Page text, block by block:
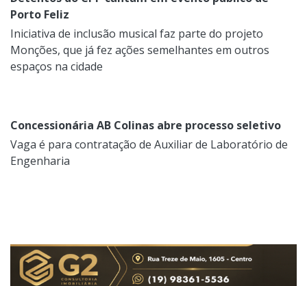
Porto Feliz
Iniciativa de inclusão musical faz parte do projeto
Monções, que já fez ações semelhantes em outros
espaços na cidade
Concessionária AB Colinas abre processo seletivo
Vaga é para contratação de Auxiliar de Laboratório de
Engenharia